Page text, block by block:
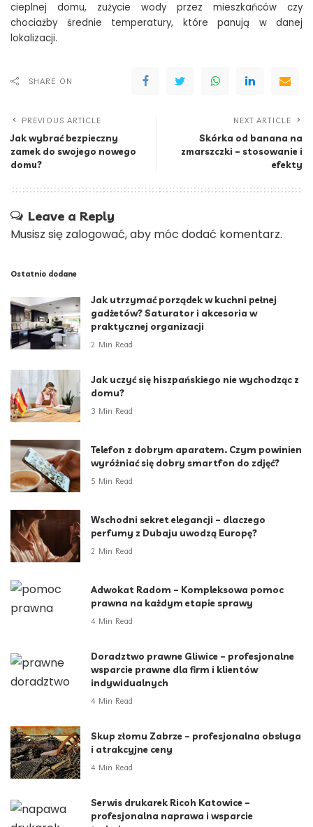
cieplnej domu, zużycie wody przez mieszkańców czy
chociażby średnie temperatury, które panują w danej
lokalizacji.
SHARE ON
PREVIOUS ARTICLE
Jak wybrać bezpieczny
zamek do swojego nowego
domu?
NEXT ARTICLE
Skórka od banana na
zmarszczki – stosowanie i
efekty
Leave a Reply
Musisz się zalogować, aby móc dodać komentarz.
Ostatnio dodane
Jak utrzymać porządek w kuchni pełnej
gadżetów? Saturator i akcesoria w
praktycznej organizacji
2 Min Read
Jak uczyć się hiszpańskiego nie wychodząc z
domu?
3 Min Read
Telefon z dobrym aparatem. Czym powinien
wyróżniać się dobry smartfon do zdjęć?
5 Min Read
Wschodni sekret elegancji – dlaczego
perfumy z Dubaju uwodzą Europę?
2 Min Read
Adwokat Radom – Kompleksowa pomoc
prawna na każdym etapie sprawy
4 Min Read
Doradztwo prawne Gliwice – profesjonalne
wsparcie prawne dla firm i klientów
indywidualnych
4 Min Read
Skup złomu Zabrze – profesjonalna obsługa
i atrakcyjne ceny
4 Min Read
Serwis drukarek Ricoh Katowice –
profesjonalna naprawa i wsparcie